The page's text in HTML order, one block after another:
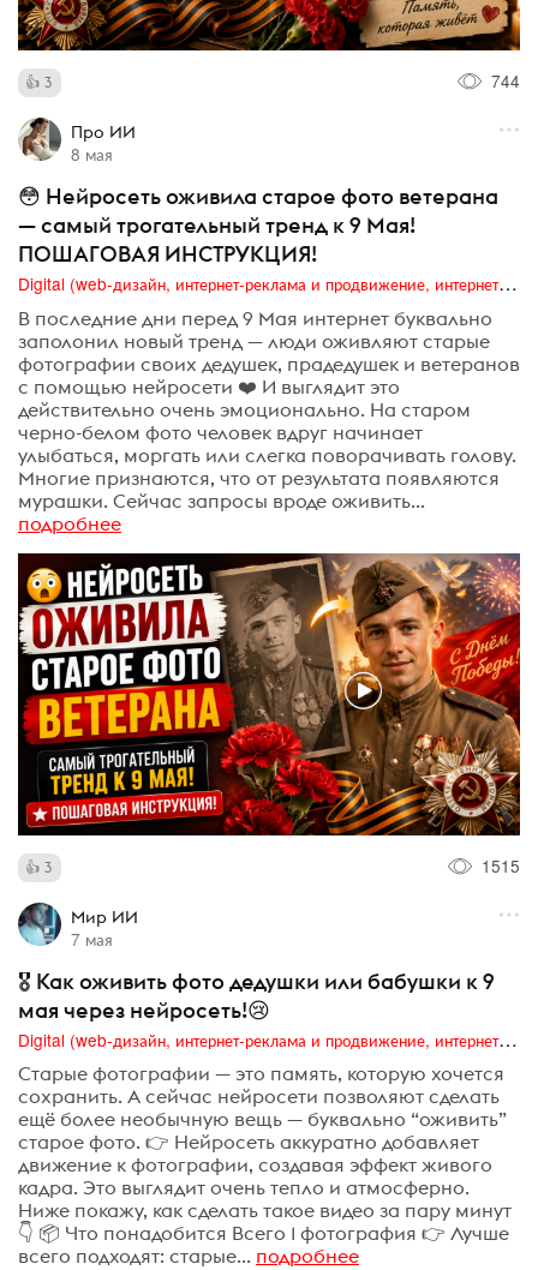
3 744
Про ИИ
8 мая
😳 Нейросеть оживила старое фото ветерана
— самый трогательный тренд к 9 Мая!
ПОШАГОВАЯ ИНСТРУКЦИЯ!
Digital (web-дизайн, интернет-реклама и продвижение, интернет-сообщества и блоги, интернет-коммуникации, мобильный маркетинг, реклама на цифровых экранах)
В последние дни перед 9 Мая интернет буквально
заполонил новый тренд — люди оживляют старые
фотографии своих дедушек, прадедушек и ветеранов
с помощью нейросети ❤️ И выглядит это
действительно очень эмоционально. На старом
черно-белом фото человек вдруг начинает
улыбаться, моргать или слегка поворачивать голову.
Многие признаются, что от результата появляются
мурашки. Сейчас запросы вроде оживить...
подробнее
3 1515
Мир ИИ
7 мая
🎖 Как оживить фото дедушки или бабушки к 9
мая через нейросеть!😢
Digital (web-дизайн, интернет-реклама и продвижение, интернет-сообщества и блоги, интернет-коммуникации, мобильный маркетинг, реклама на цифровых экранах)
Старые фотографии — это память, которую хочется
сохранить. А сейчас нейросети позволяют сделать
ещё более необычную вещь — буквально “оживить”
старое фото. 👉 Нейросеть аккуратно добавляет
движение к фотографии, создавая эффект живого
кадра. Это выглядит очень тепло и атмосферно.
Ниже покажу, как сделать такое видео за пару минут
👇 📦 Что понадобится Всего 1 фотография 👉 Лучше
всего подходят: старые... подробнее